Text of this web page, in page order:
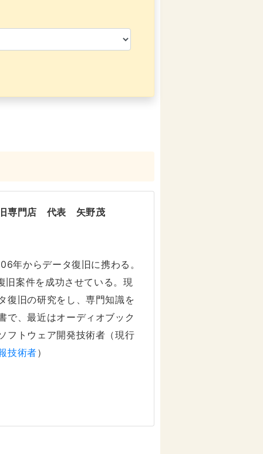
旧専門店 代表 矢野茂
年からデータ復旧に携わる。
案件を成功させている。現
復旧の研究をし、専門知識を
で、最近はオーディオブック
フトウェア開発技術者（現行
技術者）